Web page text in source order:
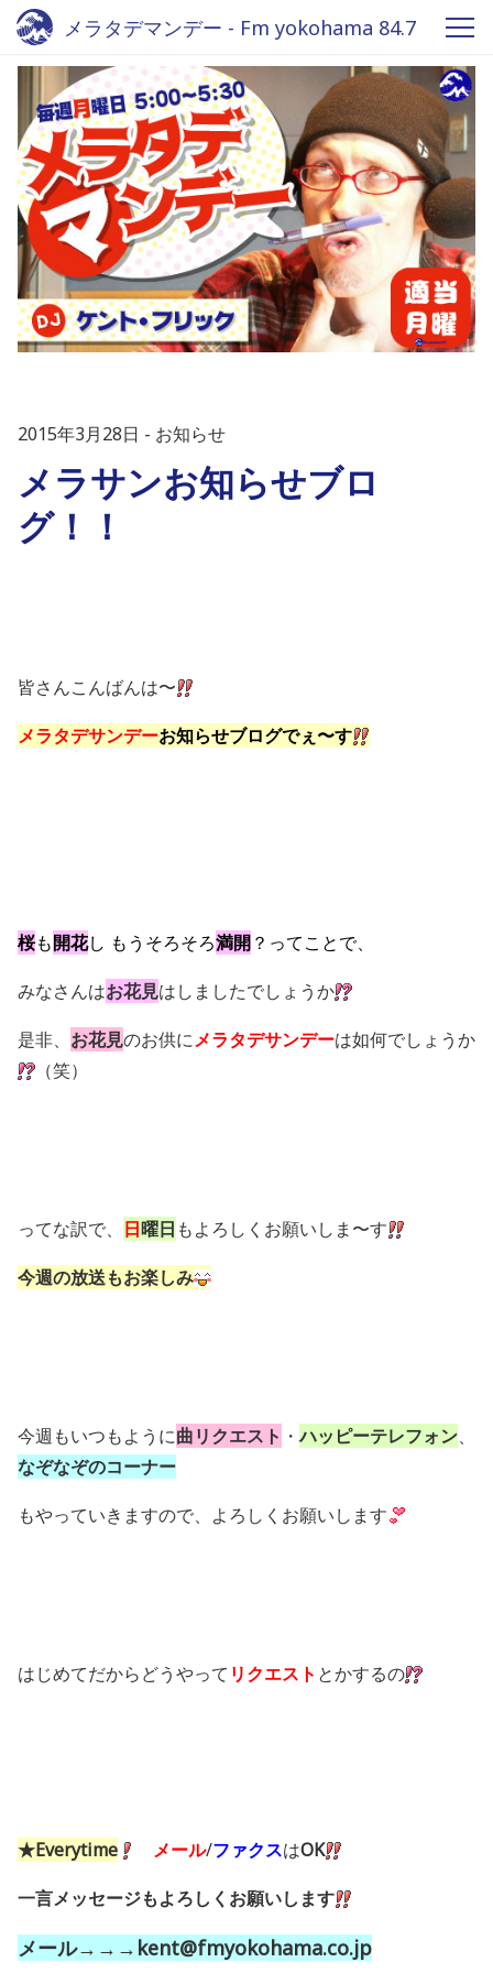
メラタデマンデー - Fm yokohama 84.7
2015年3月28日 お知らせ
メラサンお知らせブロ
グ！！
皆さんこんばんは〜
メラタデサンデーお知らせブログでぇ〜す
桜も開花し もうそろそろ満開？ってことで、
みなさんはお花見はしましたでしょうか
是非、 お花見のお供にメラタデサンデーは如何でしょうか
（笑）
ってな訳で、 日曜日 もよろしくお願いしま〜す
今週の放送もお楽しみ
今週もいつもように曲リクエスト ・ハッピーテレフォン、
なぞなぞのコーナー
もやっていきますので、よろしくお願いします
はじめてだからどうやって リクエスト とかするの
★Everytime メール/ファクスはOK
一言メッセージもよろしくお願いします
メール→→→kent@fmyokohama.co.jp